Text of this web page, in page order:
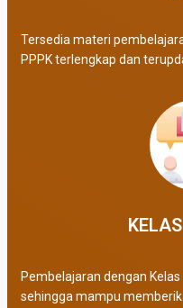
Tersedia materi
PPPK terlengkap dan
Pembelajaran dengan
sehingga mampu